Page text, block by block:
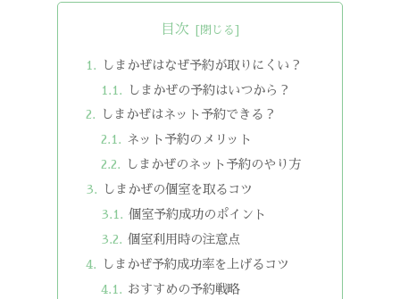
目次
しまかぜはなぜ予約が取りにくい？
しまかぜの予約はいつから？
しまかぜはネット予約できる？
ネット予約のメリット
しまかぜのネット予約のやり方
しまかぜの個室を取るコツ
個室予約成功のポイント
個室利用時の注意点
しまかぜ予約成功率を上げるコツ
おすすめの予約戦略